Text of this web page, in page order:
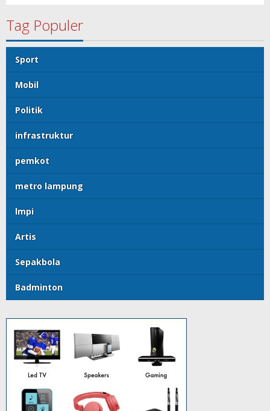
Tag Populer
Sport
Mobil
Politik
infrastruktur
pemkot
metro lampung
lmpi
Artis
Sepakbola
Badminton